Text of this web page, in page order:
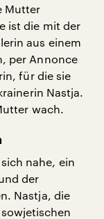
Mutter
ist die mit der
aus einem
per Annonce
für die sie
Nastja.
wach.
nahe, ein
der
Nastja, die